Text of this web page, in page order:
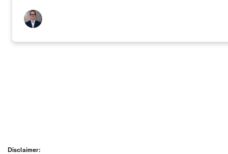
Disclaimer: